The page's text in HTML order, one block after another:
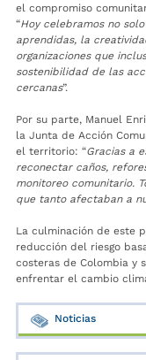
el compromiso
“Hoy celebramos no
aprendidas, la
organizaciones que
sostenibilidad de las
cercanas”.
Por su parte, Manuel
la Junta de Acción
el territorio: “Gracias a
reconectar caños,
monitoreo comunitario.
que tanto afectaban a
La culminación de este
reducción del riesgo
costeras de Colombia y
enfrentar el cambio
Noticias